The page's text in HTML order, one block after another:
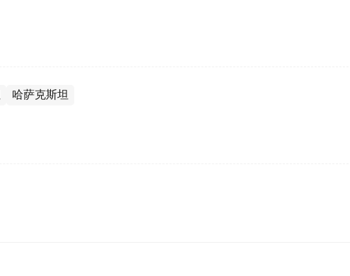
哈萨克斯坦